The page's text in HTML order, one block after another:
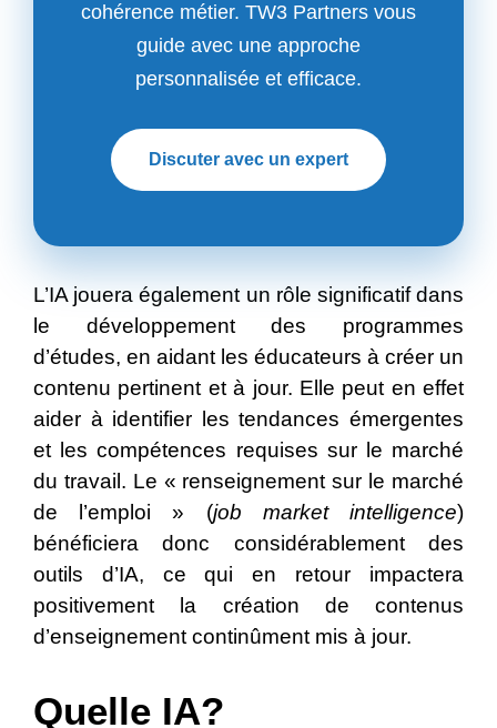
cohérence métier. TW3 Partners vous
guide avec une approche
personnalisée et efficace.
Discuter avec un expert
L’IA jouera également un rôle significatif dans
le développement des programmes
d’études, en aidant les éducateurs à créer un
contenu pertinent et à jour. Elle peut en effet
aider à identifier les tendances émergentes
et les compétences requises sur le marché
du travail. Le « renseignement sur le marché
de l’emploi » (job market intelligence)
bénéficiera donc considérablement des
outils d’IA, ce qui en retour impactera
positivement la création de contenus
d’enseignement continûment mis à jour.
Quelle IA?